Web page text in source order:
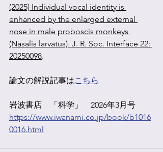
(2025) Individual vocal identity is
enhanced by the enlarged external
nose in male proboscis monkeys
(Nasalis larvatus). J. R. Soc. Interface 22:
20250098.
論文の解説記事はこちら
岩波書店　「科学」　2026年3月号
https://www.iwanami.co.jp/book/b1016
0016.html